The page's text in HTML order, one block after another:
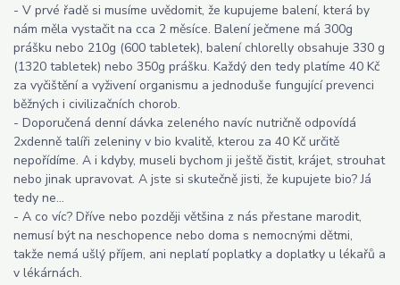
- V prvé řadě si musíme uvědomit, že kupujeme balení, která by
nám měla vystačit na cca 2 měsíce. Balení ječmene má 300g
prášku nebo 210g (600 tabletek), balení chlorelly obsahuje 330 g
(1320 tabletek) nebo 350g prášku. Každý den tedy platíme 40 Kč
za vyčištění a vyživení organismu a jednoduše fungující prevenci
běžných i civilizačních chorob.
- Doporučená denní dávka zeleného navíc nutričně odpovídá
2xdenně talíři zeleniny v bio kvalitě, kterou za 40 Kč určitě
nepořídíme. A i kdyby, museli bychom ji ještě čistit, krájet, strouhat
nebo jinak upravovat. A jste si skutečně jisti, že kupujete bio? Já
tedy ne...
- A co víc? Dříve nebo později většina z nás přestane marodit,
nemusí být na neschopence nebo doma s nemocnými dětmi,
takže nemá ušlý příjem, ani neplatí poplatky a doplatky u lékařů a
v lékárnách.